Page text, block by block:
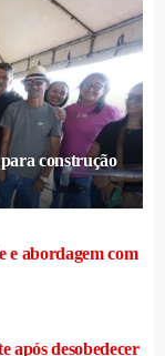
construção
e abordagem com
após desobedecer